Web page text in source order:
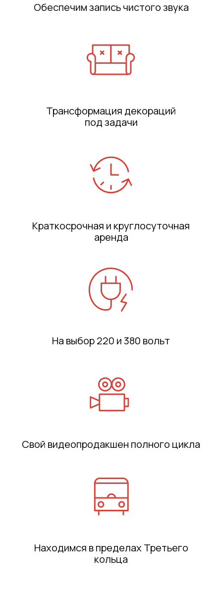
Обеспечим запись чистого звука
Трансформация декораций
подзадачи
Краткосрочная и круглосуточная
аренда
На выбор 220 и380 вольт
Свой видеопродакшен полного цикла
Находимся в пределах Третьего
кольца